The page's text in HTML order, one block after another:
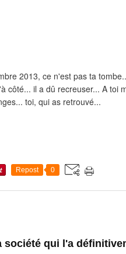
2013, ce n'est pas ta
côté... il a dû recreuser... A toi
toi, qui as retrouvé...
Repost 0
société qui l'a